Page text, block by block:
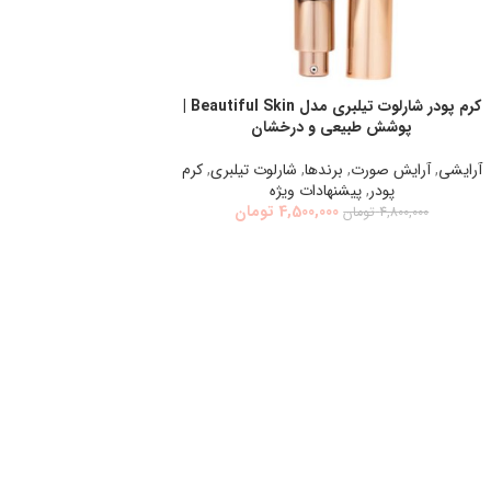
انتخاب گزینه ها
کرم پودر شارلوت تیلبری مدل Beautiful Skin |
پوشش طبیعی و درخشان
آرایشی,آرايش صورت, برندها, شارلوت تيلبري,كرم
پودر,پیشنهادات ویژه
4,800,000 تومان 4,500,000 تومان